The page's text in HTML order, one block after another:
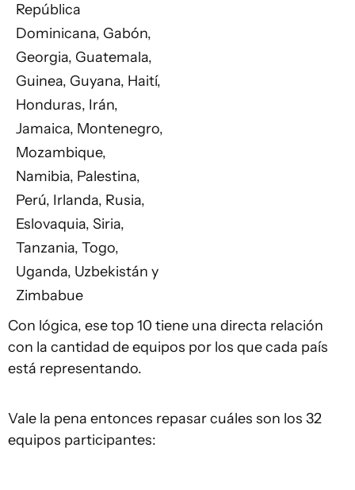
República
Dominicana, Gabón,
Georgia, Guatemala,
Guinea, Guyana, Haití,
Honduras, Irán,
Jamaica, Montenegro,
Mozambique,
Namibia, Palestina,
Perú, Irlanda, Rusia,
Eslovaquia, Siria,
Tanzania, Togo,
Uganda, Uzbekistán y
Zimbabue
Con lógica, ese top 10 tiene una directa relación
con la cantidad de equipos por los que cada país
está representando.
Vale la pena entonces repasar cuáles son los 32
equipos participantes: